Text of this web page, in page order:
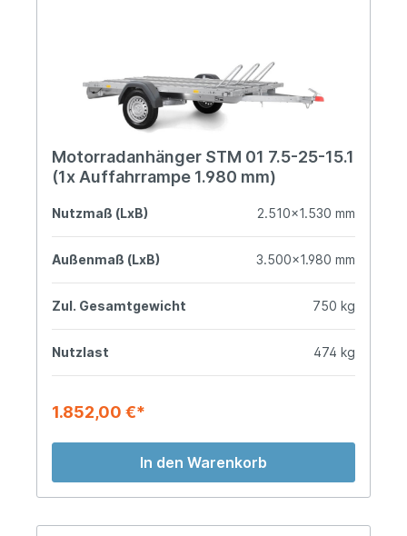
Motorradanhänger STM 01 7.5-25-15.1
(1x Auffahrrampe 1.980 mm)
Nutzmaß (LxB) 2.510x1.530 mm
Außenmaß (LxB) 3.500x1.980 mm
Zul. Gesamtgewicht 750 kg
Nutzlast 474 kg
1.852,00 €*
In den Warenkorb